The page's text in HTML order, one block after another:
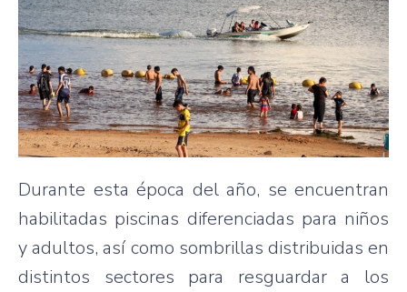
Durante esta época del año, se encuentran
habilitadas piscinas diferenciadas para niños
y adultos, así como sombrillas distribuidas en
distintos sectores para resguardar a los